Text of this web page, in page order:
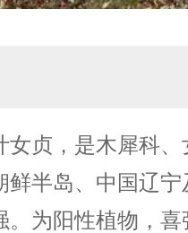
女贞，是木犀科
鲜半岛、中国辽
为阳性植物，喜